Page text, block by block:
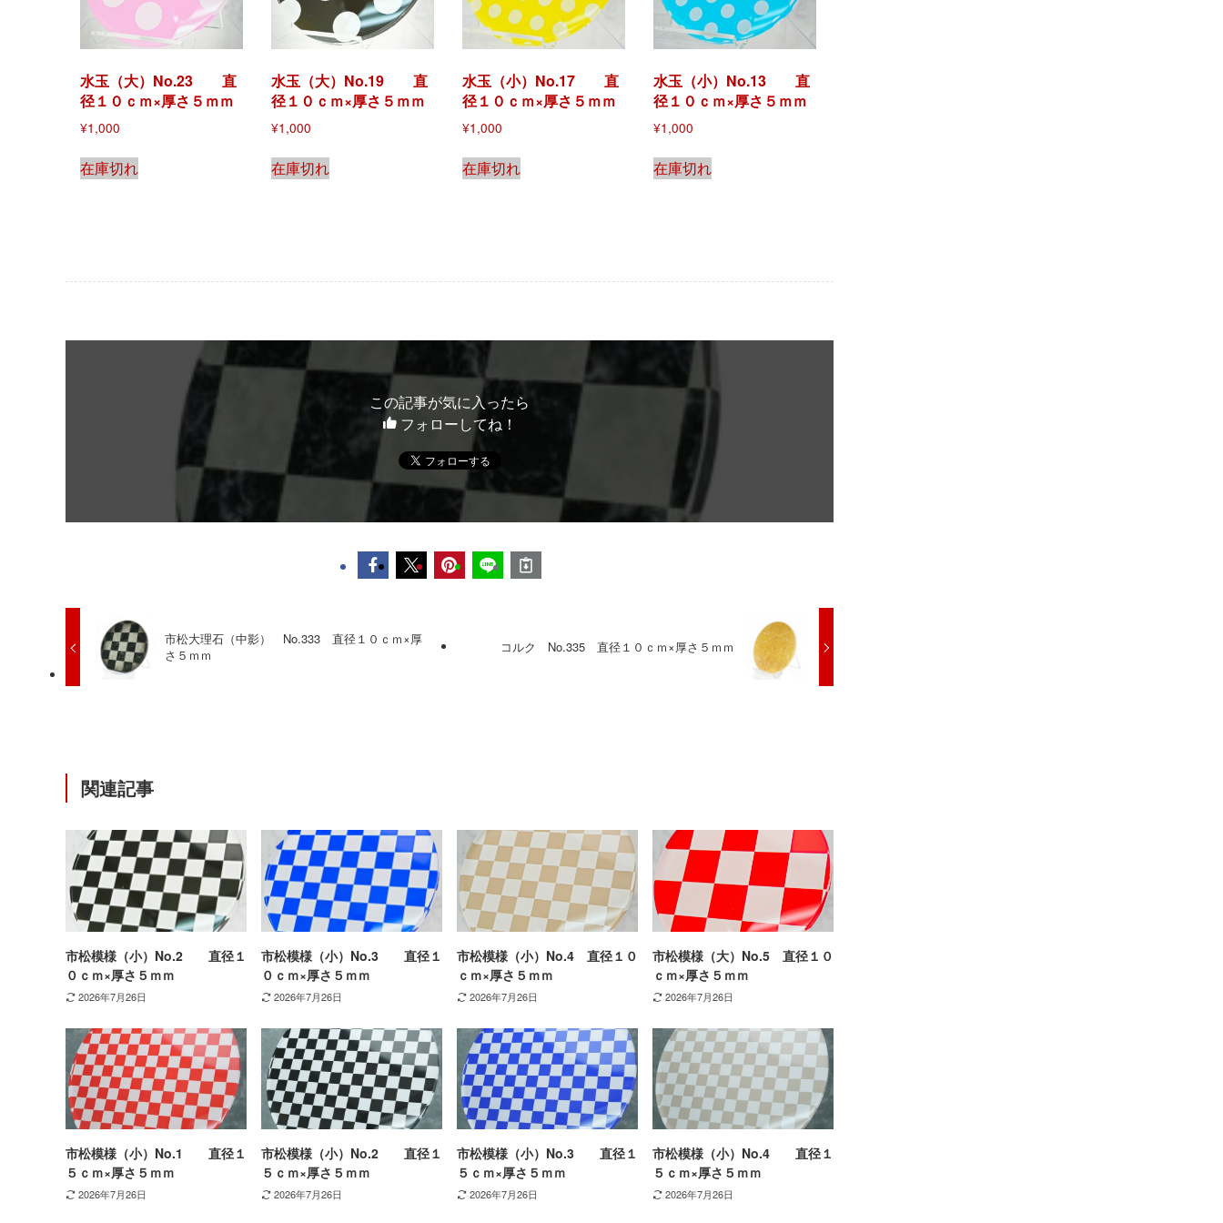
水玉（大）No.23 直
径１０ｃｍ×厚さ５ｍｍ
¥1,000
在庫切れ
水玉（大）No.19 直
径１０ｃｍ×厚さ５ｍｍ
¥1,000
在庫切れ
水玉（小）No.17 直
径１０ｃｍ×厚さ５ｍｍ
¥1,000
在庫切れ
水玉（小）No.13 直
径１０ｃｍ×厚さ５ｍｍ
¥1,000
在庫切れ
この記事が気に入ったら
フォローしてね！
市松大理石（中影） No.333 直径１０ｃｍ×厚
さ５ｍｍ
コルク No.335 直径１０ｃｍ×厚さ５ｍｍ
関連記事
市松模様（小）No.2 直径１
０ｃｍ×厚さ５ｍｍ
2026年7月26日
市松模様（小）No.3 直径１
０ｃｍ×厚さ５ｍｍ
2026年7月26日
市松模様（小）No.4 直径１０
ｃｍ×厚さ５ｍｍ
2026年7月26日
市松模様（大）No.5 直径１０
ｃｍ×厚さ５ｍｍ
2026年7月26日
市松模様（小）No.1 直径１
５ｃｍ×厚さ５ｍｍ
2026年7月26日
市松模様（小）No.2 直径１
５ｃｍ×厚さ５ｍｍ
2026年7月26日
市松模様（小）No.3 直径１
５ｃｍ×厚さ５ｍｍ
2026年7月26日
市松模様（小）No.4 直径１
５ｃｍ×厚さ５ｍｍ
2026年7月26日